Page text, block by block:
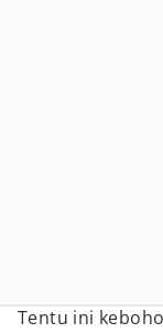
Tentu ini